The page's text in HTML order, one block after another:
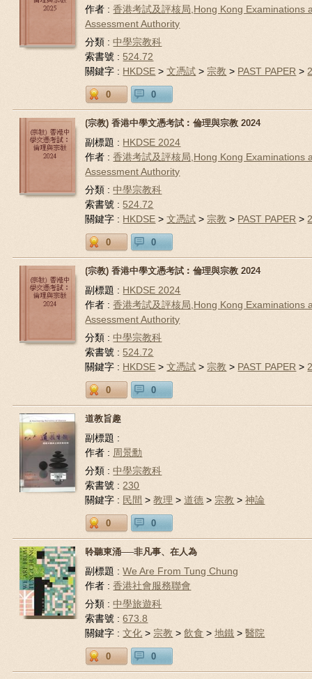
作者 :香港考試及評核局,Hong Kong Examinations
Assessment Authority
分類 :中學宗教科
索書號 : 524.72
關鍵字 : HKDSE >文憑試 > 宗教 > PAST PAPER >
0 0
(宗教) 香港中學文憑考試︰倫理與宗教 2024
副標題 : HKDSE 2024
作者 :香港考試及評核局,Hong Kong Examinations
Assessment Authority
分類 :中學宗教科
索書號 : 524.72
關鍵字 : HKDSE >文憑試 > 宗教 > PAST PAPER >
0 0
(宗教) 香港中學文憑考試︰倫理與宗教 2024
副標題 : HKDSE 2024
作者 :香港考試及評核局,Hong Kong Examinations
Assessment Authority
分類 :中學宗教科
索書號 : 524.72
關鍵字 : HKDSE >文憑試 > 宗教 > PAST PAPER >
0 0
道教旨趣
副標題 :
作者 : 周景勳
分類 :中學宗教科
索書號 : 230
關鍵字 : 民間 >教理 >道德 > 宗教 >神論
0 0
聆聽東涌──非凡事、在人為
副標題 :We Are From Tung Chung
作者 :香港社會服務聯會
分類 :中學旅遊科
索書號 :673.8
關鍵字 :文化 > 宗教 >飲食 >地鐵 >醫院
0 0